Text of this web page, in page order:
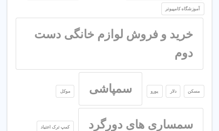
آموزشگاه کامپیوتر
خرید و فروش لوازم خانگی دست
دوم
مسکن دلار یورو سمپاشی موکل
سمساری های دورگرد کمپ ترک اعتیاد